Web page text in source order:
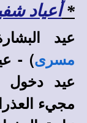
*أعياد
عيد
مسرى) -
عيد دخول
مجيء